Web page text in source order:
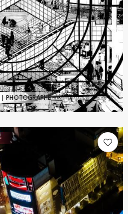
| PHOTOGRAPHE